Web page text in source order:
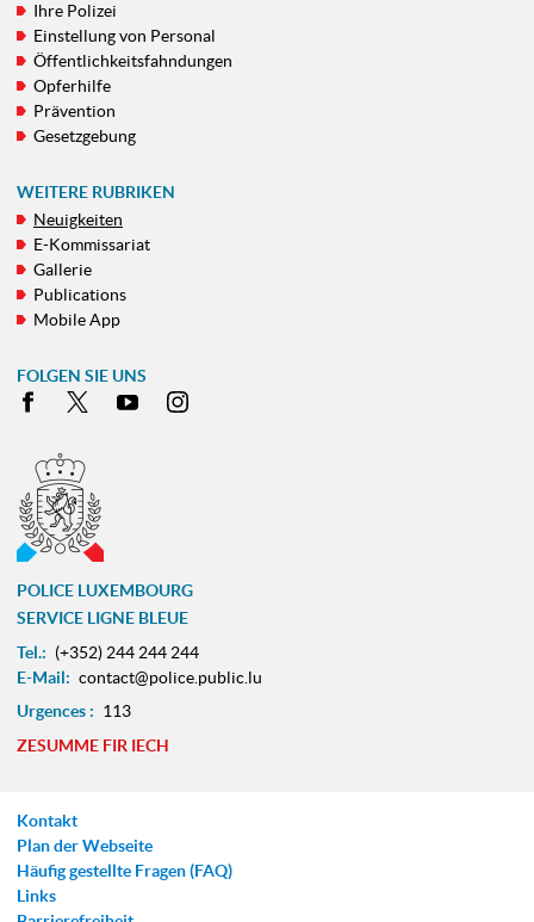
NAVIGATIONSMENÜ
Ihre Polizei
Einstellung von Personal
Öffentlichkeitsfahndungen
Opferhilfe
Prävention
Gesetzgebung
WEITERE RUBRIKEN
Neuigkeiten
E-Kommissariat
Gallerie
Publications
Mobile App
FOLGEN SIE UNS
Facebook
X Youtube
POLICE LUXEMBOURG
SERVICE LIGNE BLEUE
Tel.: (+352) 244 244 244
E-Mail: contact@police.public.lu
Urgences : 113
ZESUMME FIR IECH
Kontakt
Plan der Webseite
Häufig gestellte Fragen (FAQ)
Links